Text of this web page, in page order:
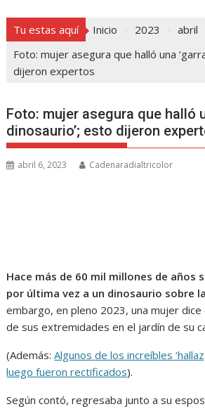
Tu estas aquí Inicio 2023 abril
Foto: mujer asegura que halló una
dijeron expertos
Foto: mujer asegura que halló
dinosaurio’; esto dijeron
abril 6, 2023 Cadenaradialtricolor
Hace más de 60 mil millones de años
por última vez a un dinosaurio sobre
embargo, en pleno 2023, una mujer
de sus extremidades en el jardín de su
(Además:Algunos de los increíbles
luego fueron rectificados).
Según contó, regresaba junto a su